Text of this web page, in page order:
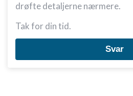
drøfte detaljerne nærmere.
Tak for din tid.
Svar